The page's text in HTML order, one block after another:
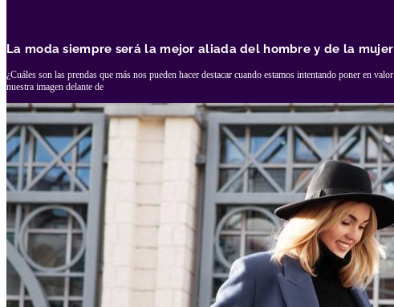
La moda siempre será la mejor aliada del hombre y de la mujer
¿Cuáles son las prendas que más nos pueden hacer destacar cuando estamos intentando poner en valor
nuestra imagen delante de